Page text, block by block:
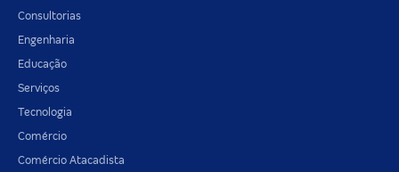
Consultorias
Engenharia
Educação
Serviços
Tecnologia
Comércio
Comércio Atacadista